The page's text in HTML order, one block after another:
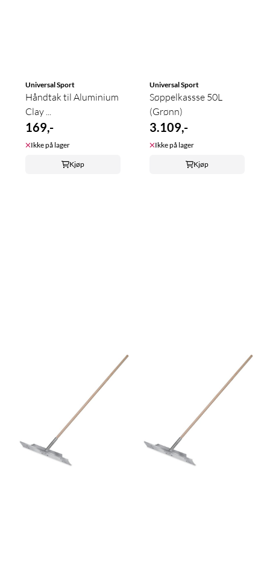
Universal Sport
Håndtak til Aluminium
Clay ...
169,-
Ikke på lager
Kjøp
Universal Sport
Søppelkassse 50L
(Grønn)
3.109,-
Ikke på lager
Kjøp